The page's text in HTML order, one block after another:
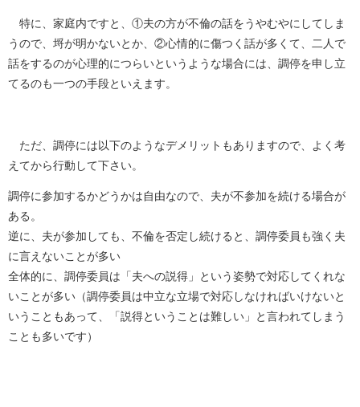
特に、家庭内ですと、①夫の方が不倫の話をうやむやにしてしま
うので、埒が明かないとか、②心情的に傷つく話が多くて、二人で
話をするのが心理的につらいというような場合には、調停を申し立
てるのも一つの手段といえます。
ただ、調停には以下のようなデメリットもありますので、よく考
えてから行動して下さい。
調停に参加するかどうかは自由なので、夫が不参加を続ける場合が
ある。
逆に、夫が参加しても、不倫を否定し続けると、調停委員も強く夫
に言えないことが多い
全体的に、調停委員は「夫への説得」という姿勢で対応してくれな
いことが多い（調停委員は中立な立場で対応しなければいけないと
いうこともあって、「説得ということは難しい」と言われてしまう
ことも多いです）